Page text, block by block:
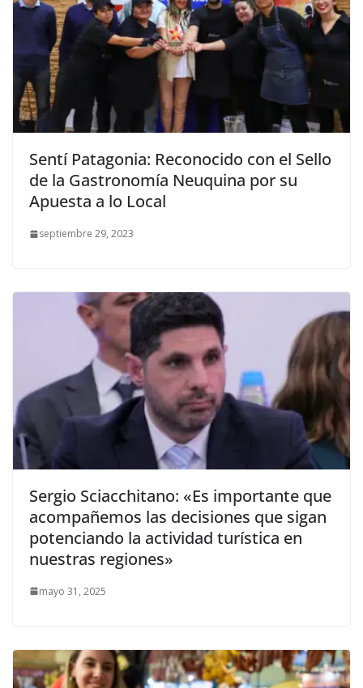
Sentí Patagonia: Reconocido con el Sello
de la Gastronomía Neuquina por su
Apuesta a lo Local
septiembre 29, 2023
Sergio Sciacchitano: «Es importante que
acompañemos las decisiones que sigan
potenciando la actividad turística en
nuestras regiones»
mayo 31, 2025